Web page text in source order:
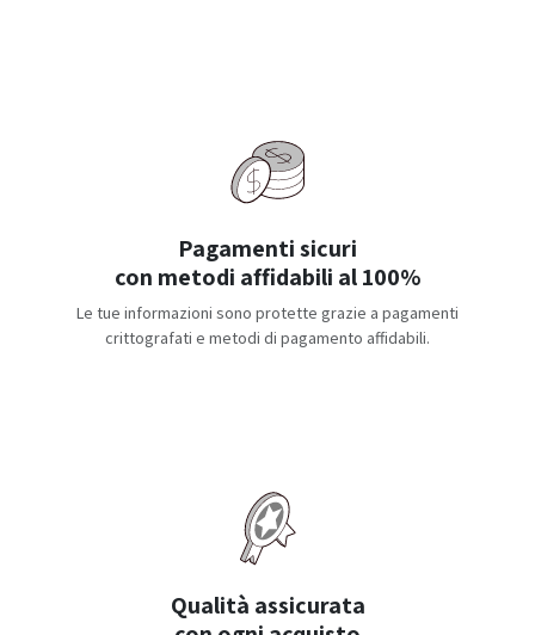
Pagamenti sicuri
con metodi affidabili al 100%
Le tue informazioni sono protette grazie a pagamenti
crittografati e metodi di pagamento affidabili.
Qualità assicurata